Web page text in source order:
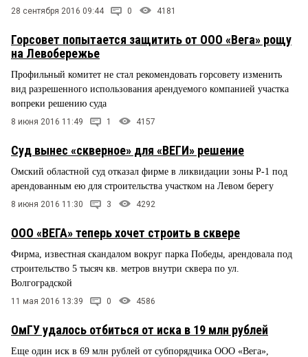
28 сентября 2016 09:44 0 4181
Горсовет попытается защитить от ООО «Вега» рощу
на Левобережье
Профильный комитет не стал рекомендовать горсовету изменить
вид разрешенного использования арендуемого компанией участка
вопреки решению суда
8 июня 2016 11:49 1 4157
Суд вынес «скверное» для «ВЕГИ» решение
Омский областной суд отказал фирме в ликвидации зоны Р-1 под
арендованным ею для строительства участком на Левом берегу
8 июня 2016 11:30 3 4292
ООО «ВЕГА» теперь хочет строить в сквере
Фирма, известная скандалом вокруг парка Победы, арендовала под
строительство 5 тысяч кв. метров внутри сквера по ул.
Волгоградской
11 мая 2016 13:39 0 4586
ОмГУ удалось отбиться от иска в 19 млн рублей
Еще один иск в 69 млн рублей от субпорядчика ООО «Вега»,